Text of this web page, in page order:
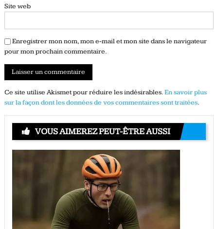
Site web
Enregistrer mon nom, mon e-mail et mon site dans le navigateur
pour mon prochain commentaire.
Ce site utilise Akismet pour réduire les indésirables.En savoir plus
sur la façon dont les données de vos commentaires sont traitées.
VOUS AIMEREZ PEUT-ÊTRE AUSSI